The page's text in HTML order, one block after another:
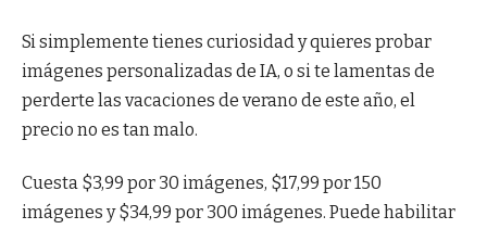
Si simplemente tienes curiosidad y quieres probar
imágenes personalizadas de IA, o si te lamentas de
perderte las vacaciones de verano de este año, el
precio no es tan malo.
Cuesta $3,99 por 30 imágenes, $17,99 por 150
imágenes y $34,99 por 300 imágenes. Puede habilitar